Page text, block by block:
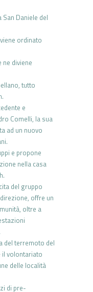
Daniele del
ordinato
ne diviene
tutto
e
Comelli, la sua
ad un nuovo
e propone
nella casa
del gruppo
offre un
oltre a
del terremoto del
il volontariato
delle località
di pre-